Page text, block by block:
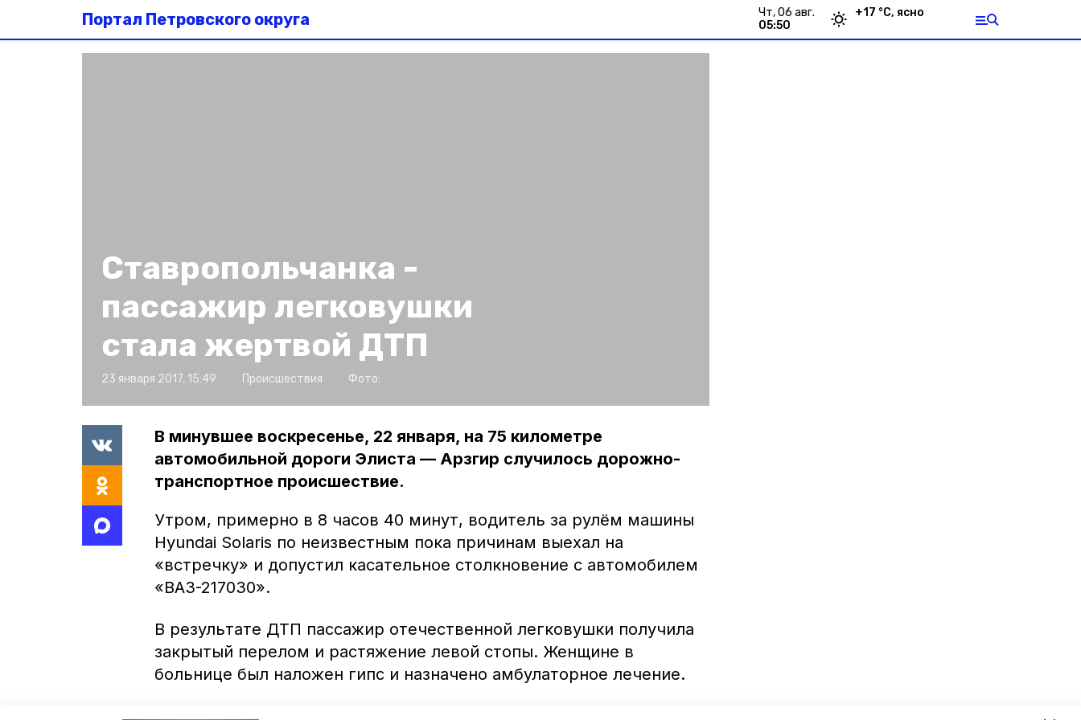
Портал Петровского округа
чт, 06 авг.
05:50
+17 °С, ясно
Ставропольчанка -
пассажир легковушки
стала жертвой ДТП
23 января 2017, 15:49 Происшествия Фото:
В минувшее воскресенье, 22 января, на 75 километре
автомобильной дороги Элиста — Арзгир случилось дорожно-
транспортное происшествие.
Утром, примерно в 8 часов 40 минут, водитель за рулём машины
Hyundai Solaris по неизвестным пока причинам выехал на
«встречку» и допустил касательное столкновение с автомобилем
«ВАЗ-217030».
В результате ДТП пассажир отечественной легковушки получила
закрытый перелом и растяжение левой стопы. Женщине в
больнице был наложен гипс и назначено амбулаторное лечение.
По факту автоаварии будет проведена проверка. Находился ли